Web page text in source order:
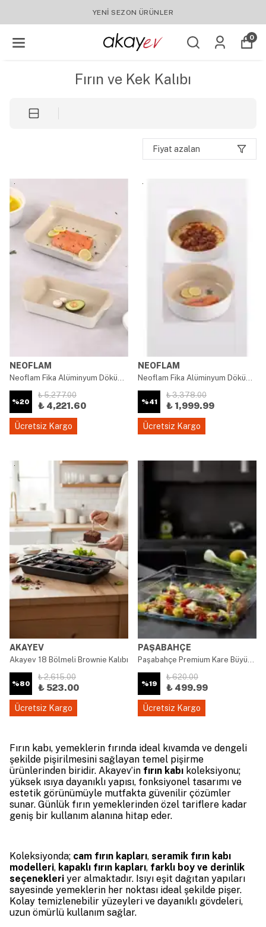
YENI SEZON ÜRÜNLER
0
Fırın ve Kek Kalıbı
Fiyat azalan
NEOFLAM
Neoflam Fika Alüminyum Döküm Dikdörtgen Yanmaz Yapışmaz 2'liFırın Tepsisi Kek Kabı
%20
₺ 5,277.00
₺ 4,221.60
Ücretsiz Kargo
NEOFLAM
Neoflam Fika Alüminyum Döküm Yuvarlak Yanmaz Yapışmaz 2'liFırın Tepsisi Kek Ekmek Kabı
%41
₺ 3,378.00
₺ 1,999.99
Ücretsiz Kargo
AKAYEV
Akayev 18 Bölmeli Brownie Kalıbı
%80
₺ 2,615.00
₺ 523.00
Ücretsiz Kargo
PAŞABAHÇE
Paşabahçe Premium Kare Büyük Borcam
%19
₺ 620.00
₺ 499.99
Ücretsiz Kargo
Fırın kabı, yemeklerin fırında ideal kıvamda ve dengeli
şekilde pişirilmesini sağlayan temel pişirme
ürünlerinden biridir. Akayev’in fırın kabı koleksiyonu;
yüksek ısıya dayanıklı yapısı, fonksiyonel tasarımı ve
estetik görünümüyle mutfakta güvenilir çözümler
sunar. Günlük fırın yemeklerinden özel tariflere kadar
geniş bir kullanım alanına hitap eder.
Koleksiyonda; cam fırın kapları, seramik fırın kabı
modelleri, kapaklı fırın kapları, farklı boy ve derinlik
seçenekleri yer almaktadır. Isıyı eşit dağıtan yapıları
sayesinde yemeklerin her noktası ideal şekilde pişer.
Kolay temizlenebilir yüzeyleri ve dayanıklı gövdeleri,
uzun ömürlü kullanım sağlar.